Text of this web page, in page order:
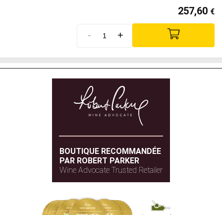
257,60 €
- +
BOUTIQUE RECOMMANDÉE
PAR ROBERT PARKER
Wine Advocate Trusted Retailer